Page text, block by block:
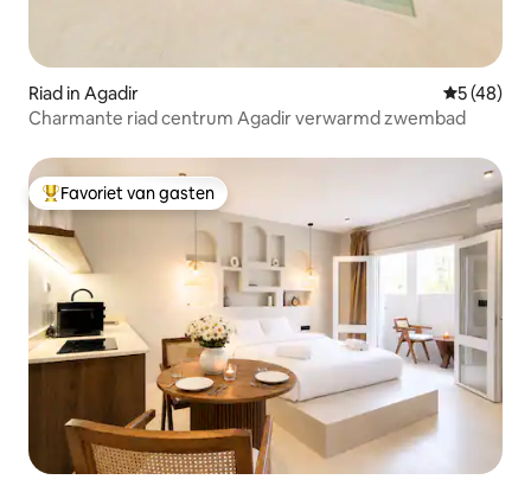
Riad in Agadir
5 (48)
Charmante riad centrum Agadir verwarmd zwembad
Topfavoriet van gasten
Favoriet van gasten